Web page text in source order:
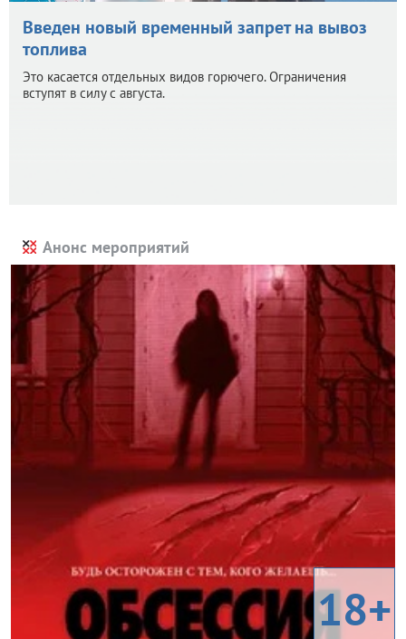
Введен новый временный запрет на вывоз
топлива
Это касается отдельных видов горючего. Ограничения
вступят в силу с августа.
Анонс мероприятий
18+